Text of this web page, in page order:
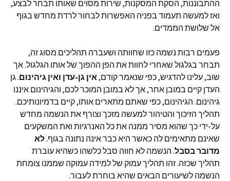
ההתבוננות, הסקת המסקנות, שירות מסוים שאותו תבחר לבצע,
ואז למעשה תעמוד בפניה האפשרות לבחור לרדת מחדש בגוף
אל שלושת הממדים.
פעמים רבות נשמה כזו שחוותה ושעברה תהליכים מסוג זה,
תבחר בגלגול שאחרי לחוות את הפן ההפוך של אותו הגלגול. אך
שוב, עלינו להדגיש, כפי שנאמר קודם,אין גן-עדן ואין גיהינום. גן
העדן קיים במובן אחר, אך לא במובן המוכר לכם, והגיהינום איננו
גיהינום. הגיהינום, כפי שאתם מתארים אותו, קיים בדמיונותיכם.
תהליך הזיכוך והטיהור למעשה מזכך וצורף את הנשמה מחדש
על-ידי כך שהוא מסיר ממנה את כל האנרגיות ואת המשקעים
שאינם מתאימים לה כאשר היא כבר אינה נתונה בגוף.לא
מדובר בסבל. הנשמה לא חווה סבל כלשהו כשהיא עוברת
תהליך שכזה. זהו תהליך עמוק של למידה עמוקה שממנו צומחת
הנשמה לשיעורים הבאים שהיא בוחרת לעבור.